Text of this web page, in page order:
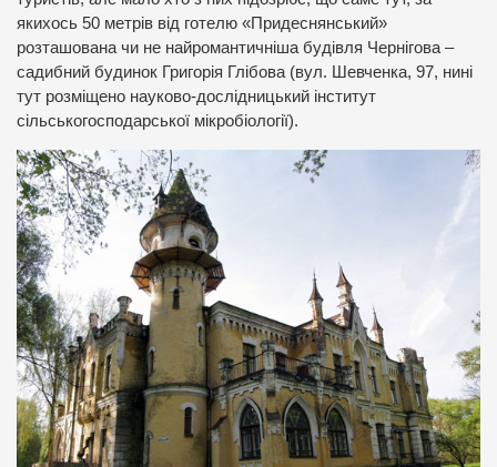
якихось 50 метрів від готелю «Придеснянський»
розташована чи не найромантичніша будівля Чернігова –
садибний будинок Григорія Глібова (вул. Шевченка, 97, нині
тут розміщено науково-дослідницький інститут
сільськогосподарської мікробіології).